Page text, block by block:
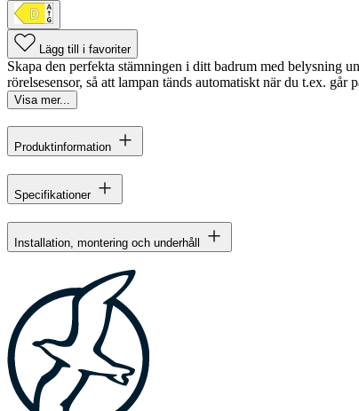
Lägg till i favoriter
Skapa den perfekta stämningen i ditt badrum med belysning
rörelsesensor, så att lampan tänds automatiskt när du t.ex. går
Visa mer...
Produktinformation
Specifikationer
Installation, montering och underhåll